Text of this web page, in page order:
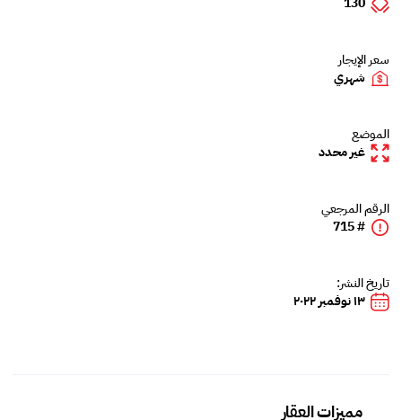
سعر الإيجار
شهري
الموضع
غير محدد
الرقم المرجعي
# 715
تاريخ النشر:
١٣ نوفمبر ٢٠٢٢
مميزات العقار